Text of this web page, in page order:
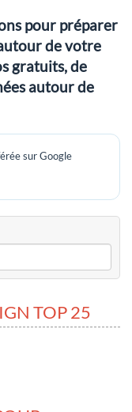
pour préparer
de votre
gratuits, de
autour de
sur Google
TOP 25